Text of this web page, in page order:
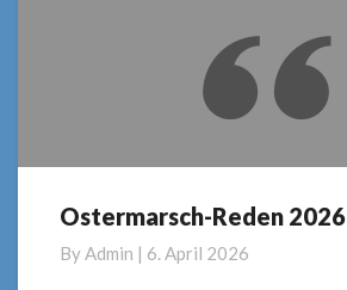
Ostermarsch-
2026
Ostermarsch-Reden 2026
ByAdmin | 6. April 2026